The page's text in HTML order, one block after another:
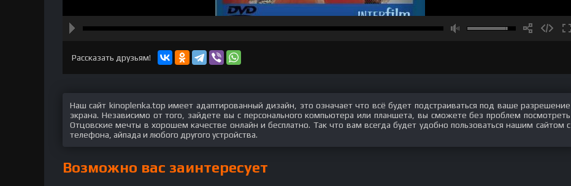
Рассказать друзьям!
Наш сайт kinoplenka.top имеет адаптированный дизайн, это означает что всё будет подстраиваться под ваше разрешение
экрана. Независимо от того, зайдете вы с персонального компьютера или планшета, вы сможете без проблем посмотреть
Отцовские мечты в хорошем качестве онлайн и бесплатно. Так что вам всегда будет удобно пользоваться нашим сайтом с
телефона, айпада и любого другого устройства.
Возможно вас заинтересует